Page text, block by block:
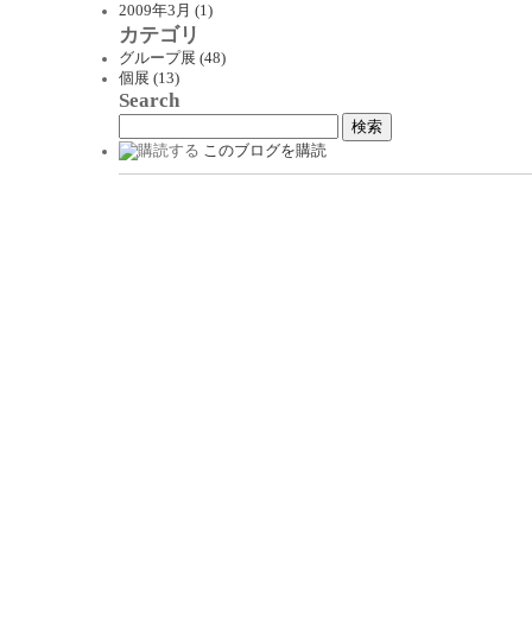
2009年3月 (1)
カテゴリ
グループ展 (48)
個展 (13)
Search
このブログを購読